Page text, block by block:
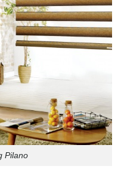
Pilano